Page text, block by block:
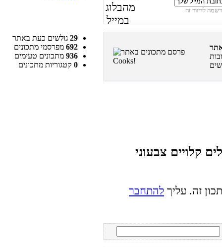
29 גולשים כעת באתר
692 מפרסמי מתכונים
936 מתכונים טעימים
0 קטגוריות מתכונים
קלויים צבעוני
זה. עליך להתחבר